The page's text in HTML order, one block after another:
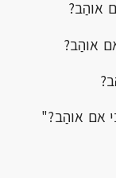
אוהַב?
אוהַב?
אם אוהַב?"